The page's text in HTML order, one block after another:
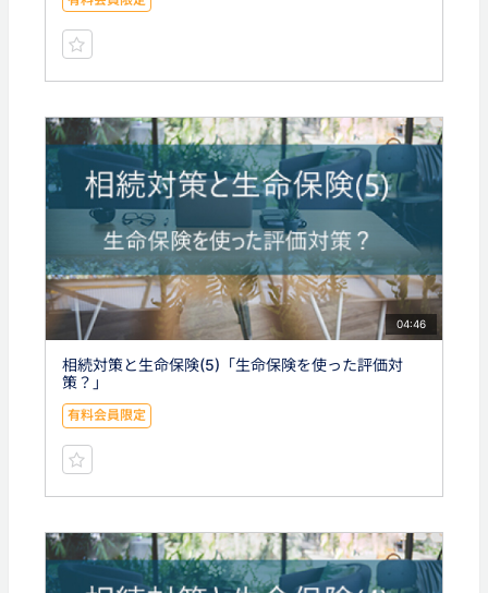
04:46
相続対策と生命保険(5)「生命保険を使った評価対
策？」
有料会員限定